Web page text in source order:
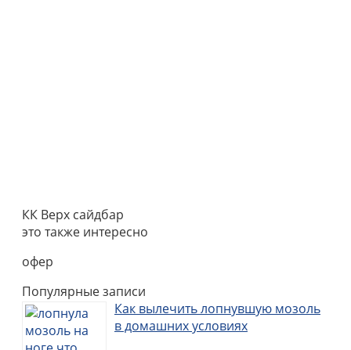
КК Верх сайдбар
это также интересно
офер
Популярные записи
Как вылечить лопнувшую мозоль
в домашних условиях